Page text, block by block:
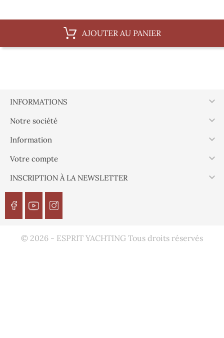
AJOUTER AU PANIER
INFORMATIONS 
Notre société 
Information 
Votre compte 
INSCRIPTION À LA NEWSLETTER 
© 2026 - ESPRIT YACHTING Tous droits réservés